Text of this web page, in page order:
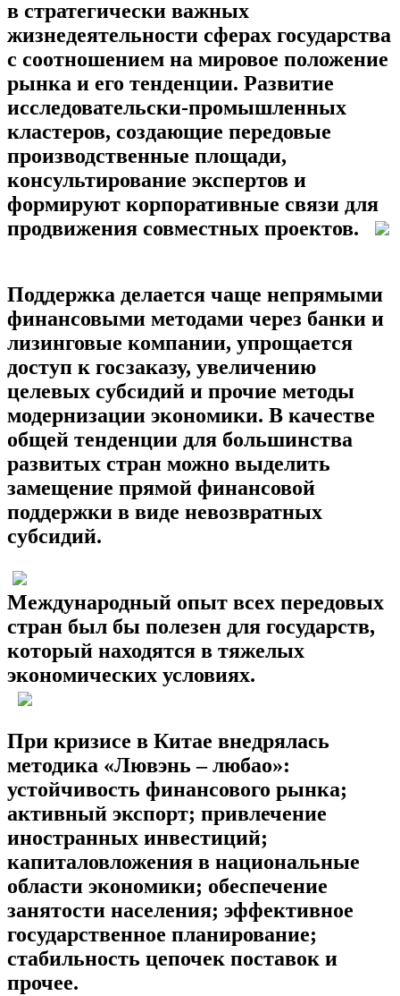
в стратегически важных
жизнедеятельности сферах государства
с соотношением на мировое положение
рынка и его тенденции. Развитие
исследовательски-промышленных
кластеров, создающие передовые
производственные площади,
консультирование экспертов и
формируют корпоративные связи для
продвижения совместных проектов.
Поддержка делается чаще непрямыми
финансовыми методами через банки и
лизинговые компании, упрощается
доступ к госзаказу, увеличению
целевых субсидий и прочие методы
модернизации экономики. В качестве
общей тенденции для большинства
развитых стран можно выделить
замещение прямой финансовой
поддержки в виде невозвратных
субсидий.
Международный опыт всех передовых
стран был бы полезен для государств,
который находятся в тяжелых
экономических условиях.
При кризисе в Китае внедрялась
методика «Лювэнь – любао»:
устойчивость финансового рынка;
активный экспорт; привлечение
иностранных инвестиций;
капиталовложения в национальные
области экономики; обеспечение
занятости населения; эффективное
государственное планирование;
стабильность цепочек поставок и
прочее.